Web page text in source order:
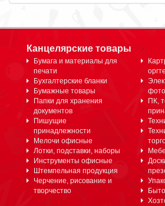
Канцелярские товары
Бумага и материалы для
печати
Бухгалтерские бланки
Бумажные товары
Папки для хранения
документов
Пишущие
принадлежности
Мелочи офисные
Лотки, подставки, наборы
Инструменты офисные
Штемпельная продукция
Черчение, рисование и
творчество
ПК,